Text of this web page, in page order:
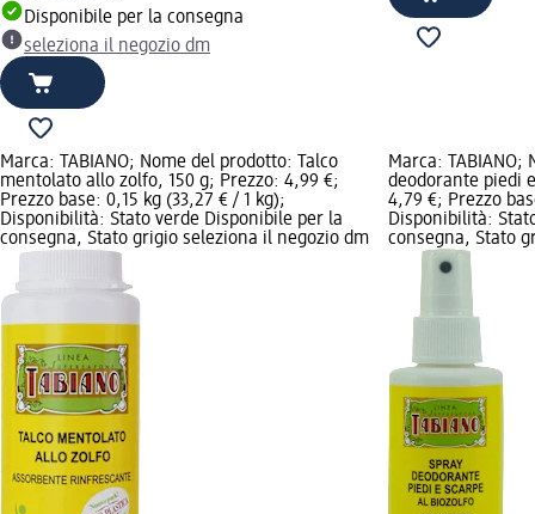
Disponibile per la consegna
seleziona il negozio dm
Marca: TABIANO; Nome del prodotto: Talco
mentolato allo zolfo, 150 g; Prezzo: 4,99 €;
Prezzo base: 0,15 kg (33,27 € / 1 kg);
Disponibilità: Stato verde Disponibile per la
consegna, Stato grigio seleziona il negozio dm
Marca: TABIANO;
deodorante piedi
4,79 €; Prezzo
Disponibilità:
consegna, Stato